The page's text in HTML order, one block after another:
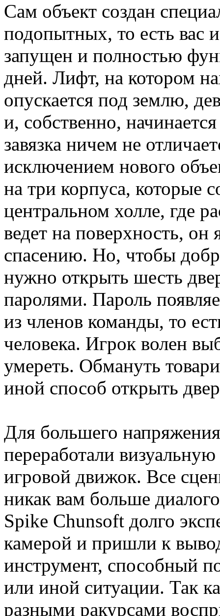
Сам объект создан
подопытных, то есть вас
запущен и полностью
дней. Лифт, на котором
опускается под землю,
и, собственно,
завязка ничем не
исключением нового
на три корпуса, которые
центральном холле, где
ведет на поверхность, он
спасению. Но, чтобы
нужно открыть шесть
паролями. Пароль
из членов команды, то
человека. Игрок волен
умереть. Обмануть
иной способ открыть
Для большего
переработали
игровой движок. Все
никак вам больше
Spike Chunsoft долго
камерой и пришли к
инструмент, способный
или иной ситуации. Так
разными ракурсами